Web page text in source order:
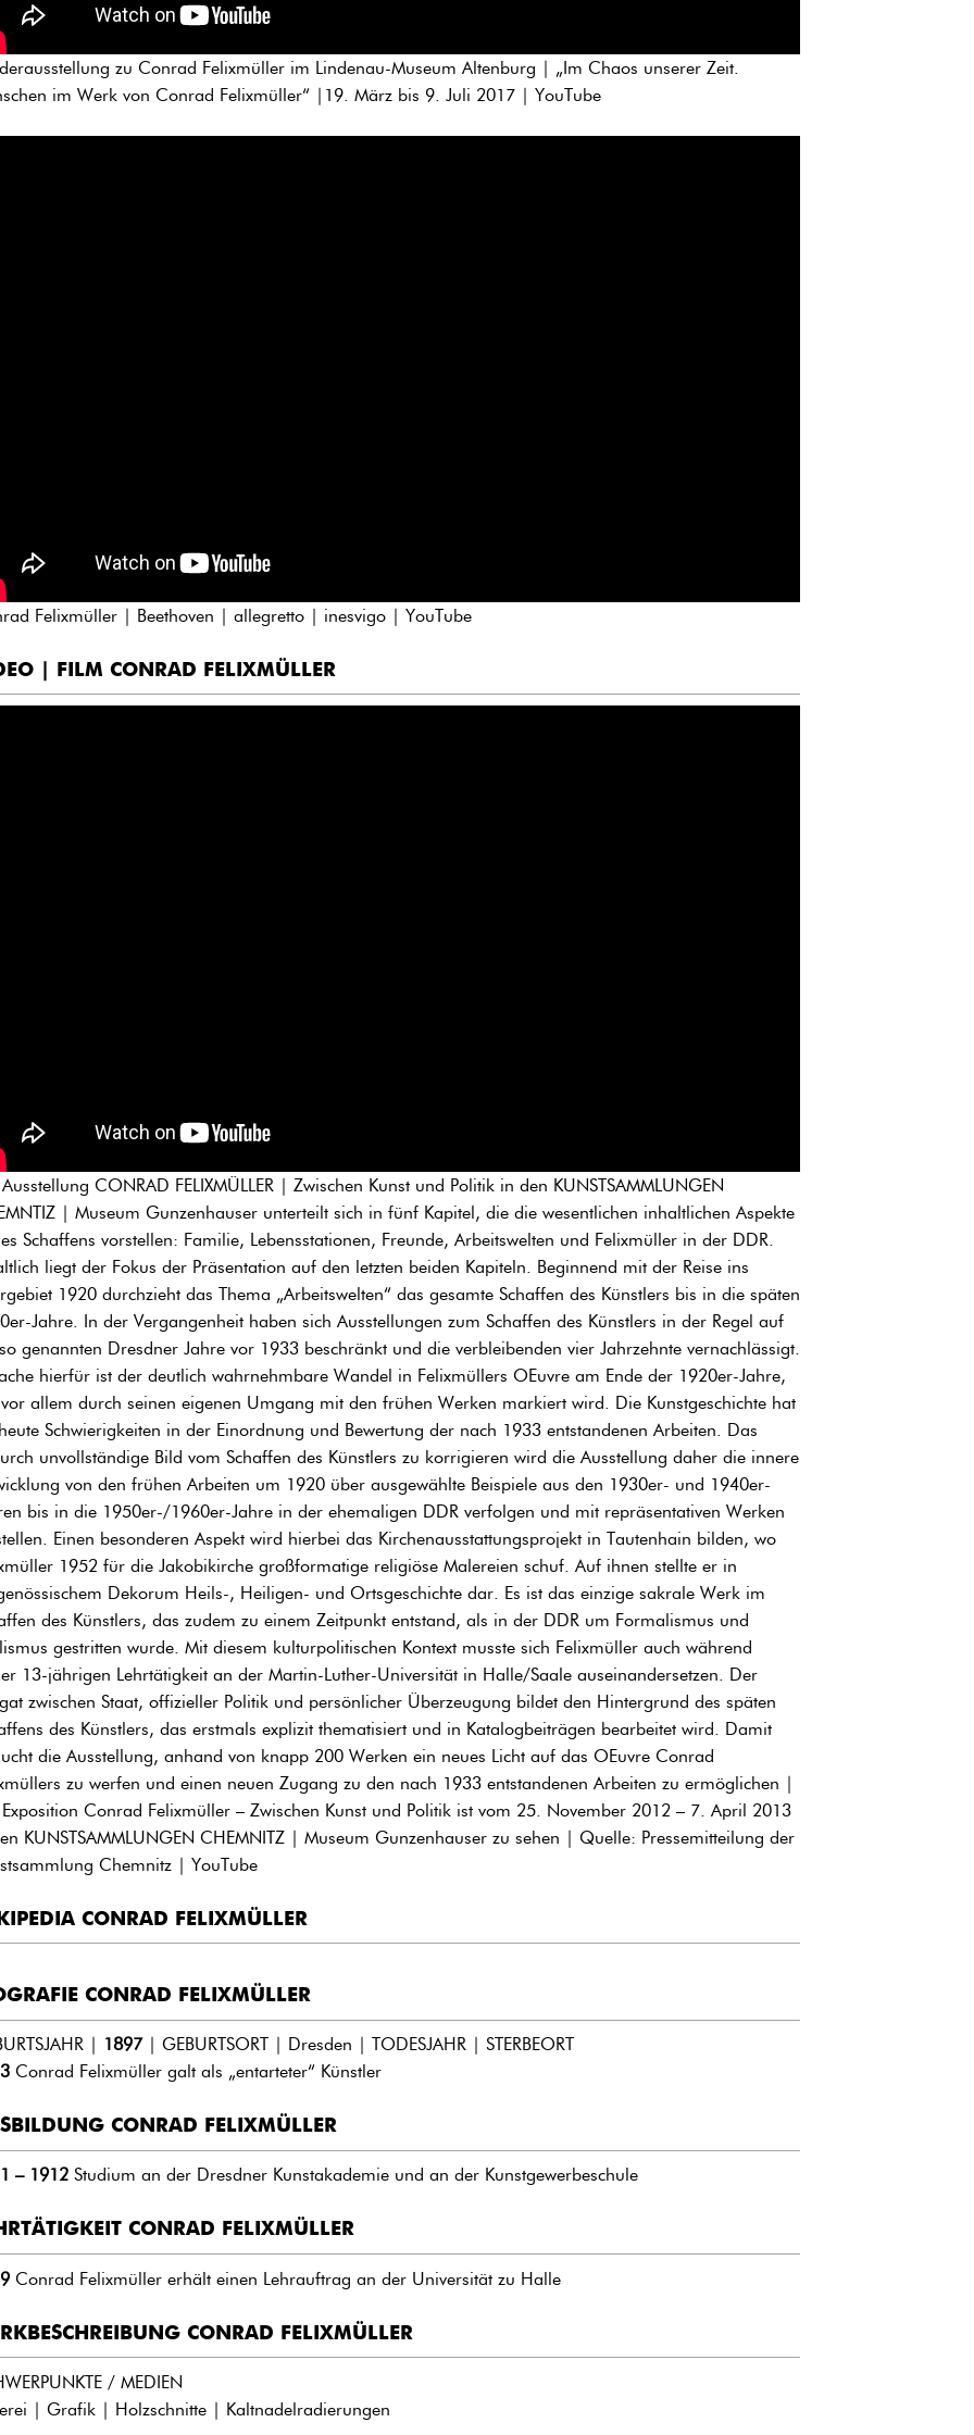
zu Conrad Felixmüller im Lindenau-Museum Altenburg | „Im Chaos unserer Zeit.
im Werk von Conrad Felixmüller“ |19. März bis 9. Juli 2017 | YouTube
Felixmüller | Beethoven | allegretto | inesvigo | YouTube
| FILM CONRAD FELIXMÜLLER
CONRAD FELIXMÜLLER | Zwischen Kunst und Politik in den KUNSTSAMMLUNGEN
| Museum Gunzenhauser unterteilt sich in fünf Kapitel, die die wesentlichen inhaltlichen Aspekte
Schaffens vorstellen: Familie, Lebensstationen, Freunde, Arbeitswelten und Felixmüller in der DDR.
liegt der Fokus der Präsentation auf den letzten beiden Kapiteln. Beginnend mit der Reise ins
1920 durchzieht das Thema „Arbeitswelten“ das gesamte Schaffen des Künstlers bis in die späten
Jahre. In der Vergangenheit haben sich Ausstellungen zum Schaffen des Künstlers in der Regel auf
genannten Dresdner Jahre vor 1933 beschränkt und die verbleibenden vier Jahrzehnte vernachlässigt.
hierfür ist der deutlich wahrnehmbare Wandel in Felixmüllers OEuvre am Ende der 1920er-Jahre,
allem durch seinen eigenen Umgang mit den frühen Werken markiert wird. Die Kunstgeschichte hat
Schwierigkeiten in der Einordnung und Bewertung der nach 1933 entstandenen Arbeiten. Das
unvollständige Bild vom Schaffen des Künstlers zu korrigieren wird die Ausstellung daher die innere
von den frühen Arbeiten um 1920 über ausgewählte Beispiele aus den 1930er- und 1940er-
bis in die 1950er-/1960er-Jahre in der ehemaligen DDR verfolgen und mit repräsentativen Werken
Einen besonderen Aspekt wird hierbei das Kirchenausstattungsprojekt in Tautenhain bilden, wo
1952 für die Jakobikirche großformatige religiöse Malereien schuf. Auf ihnen stellte er in
Dekorum Heils-, Heiligen- und Ortsgeschichte dar. Es ist das einzige sakrale Werk im
des Künstlers, das zudem zu einem Zeitpunkt entstand, als in der DDR um Formalismus und
gestritten wurde. Mit diesem kulturpolitischen Kontext musste sich Felixmüller auch während
13-jährigen Lehrtätigkeit an der Martin-Luther-Universität in Halle/Saale auseinandersetzen. Der
zwischen Staat, offizieller Politik und persönlicher Überzeugung bildet den Hintergrund des späten
des Künstlers, das erstmals explizit thematisiert und in Katalogbeiträgen bearbeitet wird. Damit
die Ausstellung, anhand von knapp 200 Werken ein neues Licht auf das OEuvre Conrad
zu werfen und einen neuen Zugang zu den nach 1933 entstandenen Arbeiten zu ermöglichen |
Conrad Felixmüller – Zwischen Kunst und Politik ist vom 25. November 2012 – 7. April 2013
KUNSTSAMMLUNGEN CHEMNITZ | Museum Gunzenhauser zu sehen | Quelle: Pressemitteilung der
Chemnitz | YouTube
CONRAD FELIXMÜLLER
CONRAD FELIXMÜLLER
| 1897| GEBURTSORT | Dresden | TODESJAHR | STERBEORT
Conrad Felixmüller galt als „entarteter“ Künstler
CONRAD FELIXMÜLLER
– 1912 Studium an der Dresdner Kunstakademie und an der Kunstgewerbeschule
CONRAD FELIXMÜLLER
Conrad Felixmüller erhält einen Lehrauftrag an der Universität zu Halle
CONRAD FELIXMÜLLER
/ MEDIEN
| Grafik | Holzschnitte | Kaltnadelradierungen